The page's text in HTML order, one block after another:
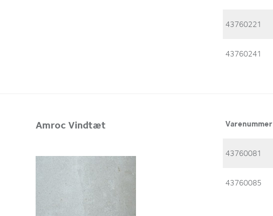
43760221
43760241
Amroc Vindtæt Varenummer
43760081
43760085